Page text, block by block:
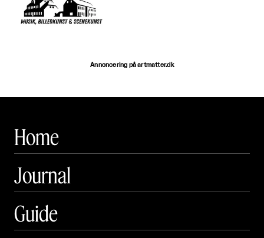
Annoncering på artmatter.dk
Home
Journal
Guide